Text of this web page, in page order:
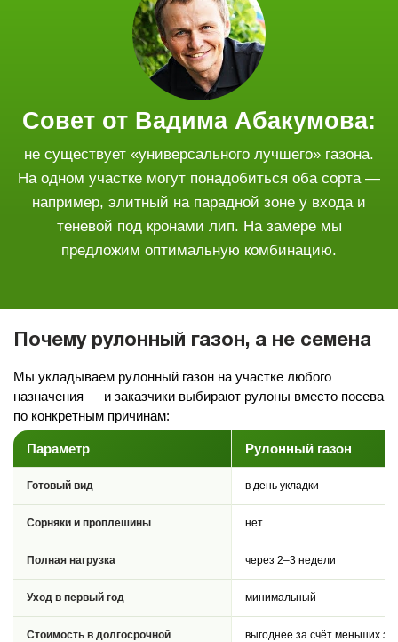
Совет от Вадима Абакумова:
не существует «универсального лучшего» газона.
На одном участке могут понадобиться оба сорта —
например, элитный на парадной зоне у входа и
теневой под кронами лип. На замере мы
предложим оптимальную комбинацию.
Почему рулонный газон, а не семена
Мы укладываем рулонный газон на участке любого
назначения — и заказчики выбирают рулоны вместо посева
по конкретным причинам:
Параметр Рулонный газон
Готовый вид в день укладки
Сорняки и проплешины нет
Полная нагрузка через 2–3 недели
Уход в первый год минимальный
Стоимость в долгосрочной
выгоднее за счёт меньших